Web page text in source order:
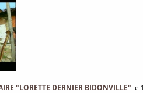
"LORETTE DERNIER BIDONVILLE" le